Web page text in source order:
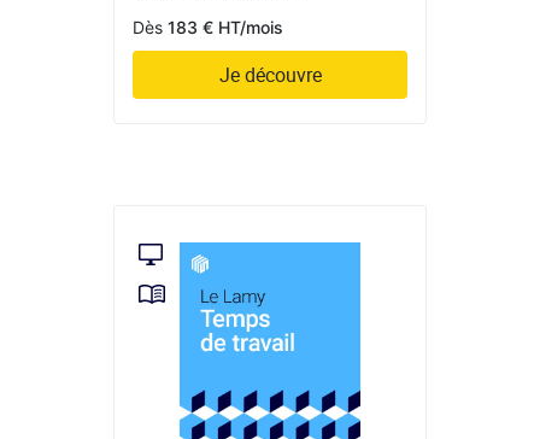
Dès 183 € HT/mois
Je découvre